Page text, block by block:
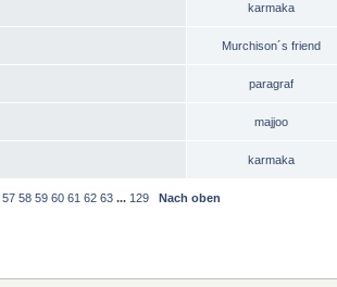
karmaka
Murchison´s friend
paragraf
majjoo
karmaka
57 58 59 60 61 62 63 ... 129 Nach oben